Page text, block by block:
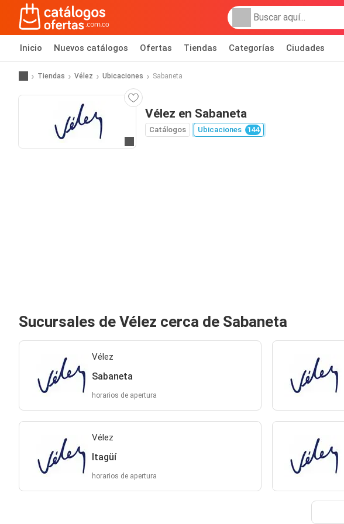
Inicio Nuevos catálogos Ofertas Tiendas Categorías Ciudades
Tiendas Vélez Ubicaciones Sabaneta
Vélez en Sabaneta
Catálogos Ubicaciones 144
Sucursales de Vélez cerca de Sabaneta
Vélez
Sabaneta
horarios de apertura
Vélez
Itagüí
horarios de apertura